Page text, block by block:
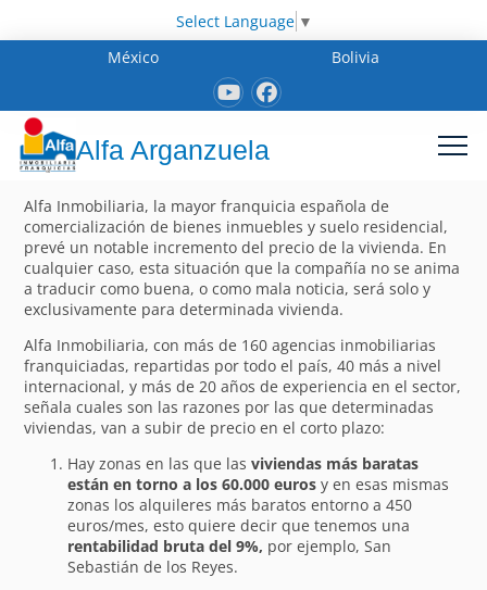
Select Language ▼
México
Bolivia
Alfa Arganzuela
Alfa Inmobiliaria, la mayor franquicia española de
comercialización de bienes inmuebles y suelo residencial,
prevé un notable incremento del precio de la vivienda. En
cualquier caso, esta situación que la compañía no se anima
a traducir como buena, o como mala noticia, será solo y
exclusivamente para determinada vivienda.
Alfa Inmobiliaria, con más de 160 agencias inmobiliarias
franquiciadas, repartidas por todo el país, 40 más a nivel
internacional, y más de 20 años de experiencia en el sector,
señala cuales son las razones por las que determinadas
viviendas, van a subir de precio en el corto plazo:
Hay zonas en las que lasviviendas más baratas
están en torno a los 60.000 euros y en esas mismas
zonas los alquileres más baratos entorno a 450
euros/mes, esto quiere decir que tenemos una
rentabilidad bruta del 9%, por ejemplo, San
Sebastián de los Reyes.